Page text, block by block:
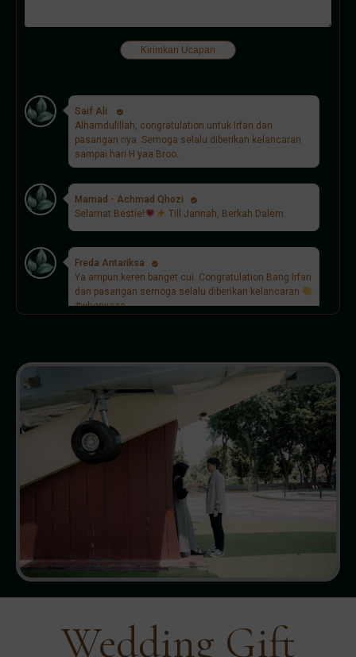
Kirimkan Ucapan
Saif Ali
Alhamdulillah, congratulation untuk Irfan dan
pasangan nya. Semoga selalu diberikan kelancaran
sampai hari H yaa Broo..
Mamad - Achmad Qhozi
Selamat Bestie!
Till Jannah, Berkah Dalem
Freda Antariksa
Ya ampun keren banget cui. Congratulation Bang Irfan
dan pasangan semoga selalu diberikan kelancaran
#whenyaaa
Aaaaa beyond happy for u both! Semoga lancar
sampai hari H n beyond yakk. Wishing u both a
marriage full of joys n blessings
Yiping
Aaaaa beyond happy for u both! Semoga lancar
sampai hari H n beyond yakk. Wishing u both a
marriage full of joys n blessings
Good luck dan lancar sampai hari H yaa kalian!! Aku
sehat selalu mifta dan irfan!!!
sampai hari H yaaa
Wedding Gift